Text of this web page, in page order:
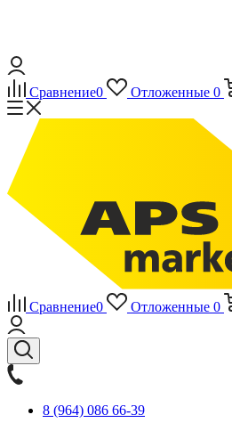
Сравнение0 Отложенные 0
Сравнение0 Отложенные 0
8 (964) 086 66-39